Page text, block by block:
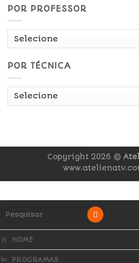
POR PROFESSOR
POR TÉCNICA
Copyright 2026 ©
HOME
PROGRAMAS